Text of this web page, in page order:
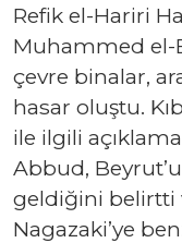
Refik el-Hariri
Muhammed el-
çevre binalar,
hasar oluştu.
ile ilgili
Abbud,
geldiğini belirtti
Nagazaki’ye